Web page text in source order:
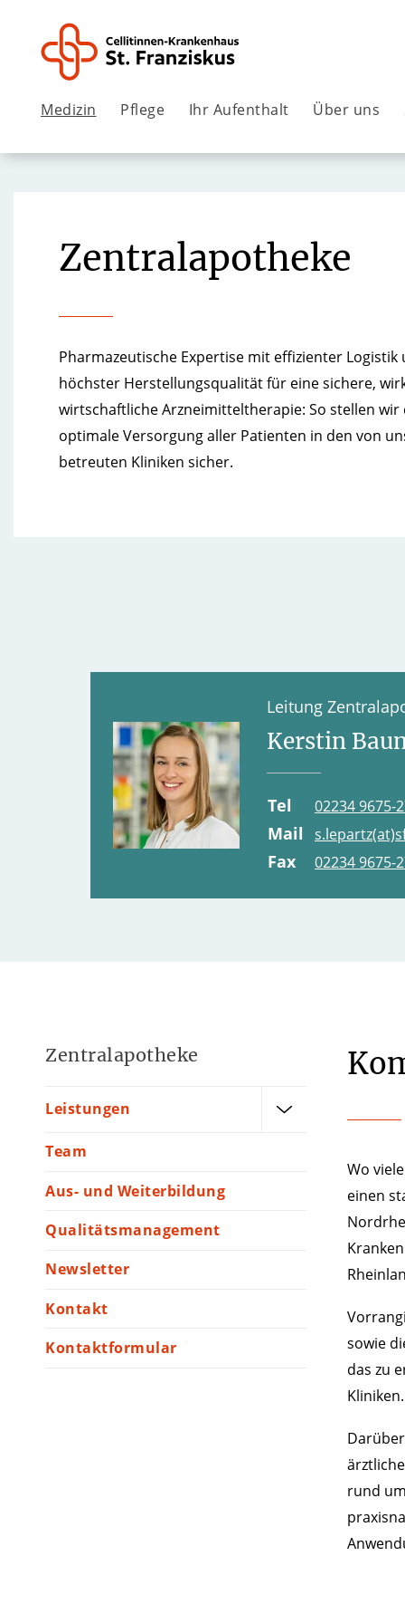
Medizin Pflege Ihr Aufenthalt Über uns
Zentralapotheke
Pharmazeutische Expertise mit effizienter Logistik
höchster Herstellungsqualität für eine sichere,
wirtschaftliche Arzneimitteltherapie: So stellen wir
optimale Versorgung aller Patienten in den von
betreuten Kliniken sicher.
Leitung
Kerstin
Tel 02234 9675-
Mail
Fax 02234 9675-
Zentralapotheke
Leistungen
Team
Aus- und Weiterbildung
Qualitätsmanagement
Newsletter
Kontakt
Kontaktformular
Wo
einen
sowie
das zu
rund